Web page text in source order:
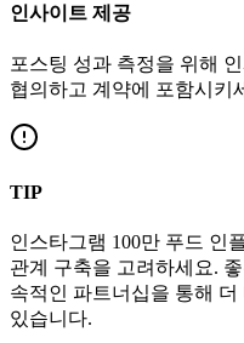
인사이트 제공
포스팅 성과 측정을 위해
협의하고 계약에 포함시키
TIP
인스타그램 100만 푸드 인
관계 구축을 고려하세요.
속적인 파트너십을 통해
있습니다.